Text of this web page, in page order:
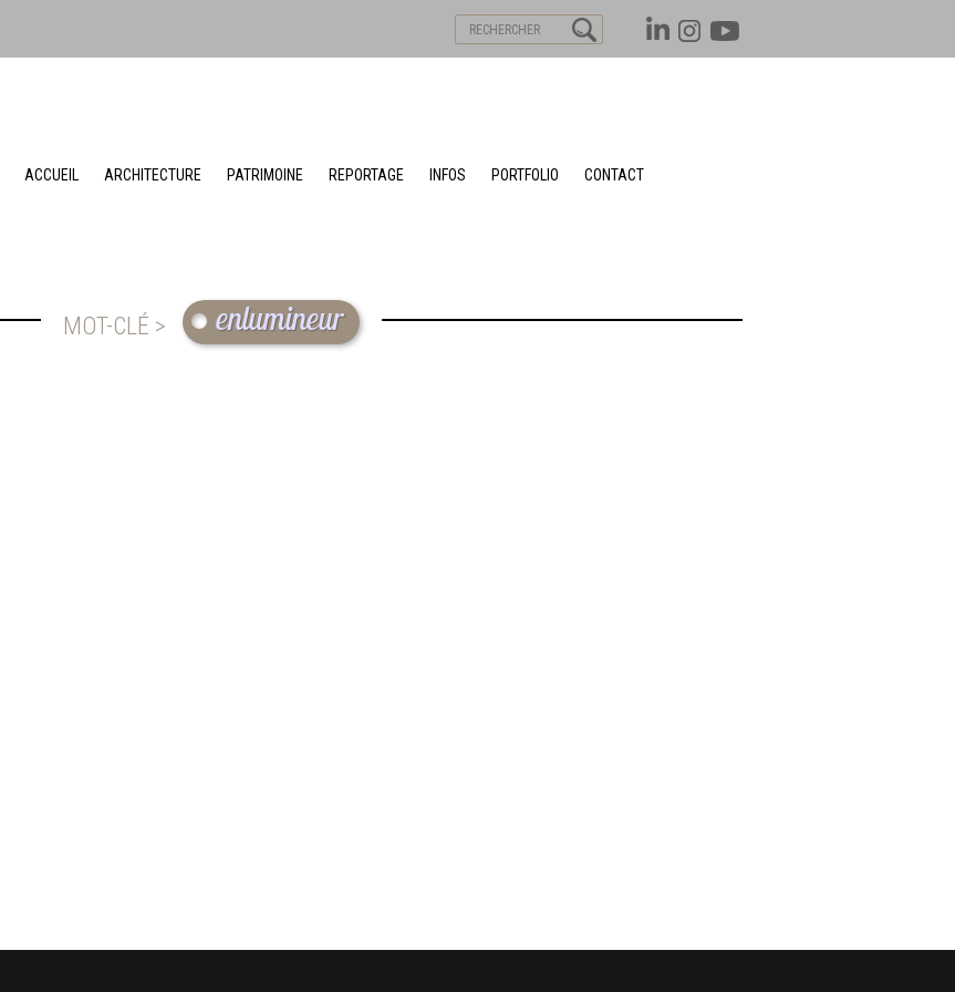
ACCUEIL ARCHITECTURE PATRIMOINE REPORTAGE INFOS PORTFOLIO CONTACT
MOT-CLÉ > enlumineur